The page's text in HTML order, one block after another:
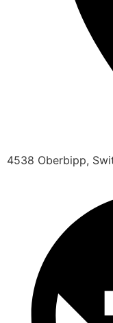
4538 Oberbipp,